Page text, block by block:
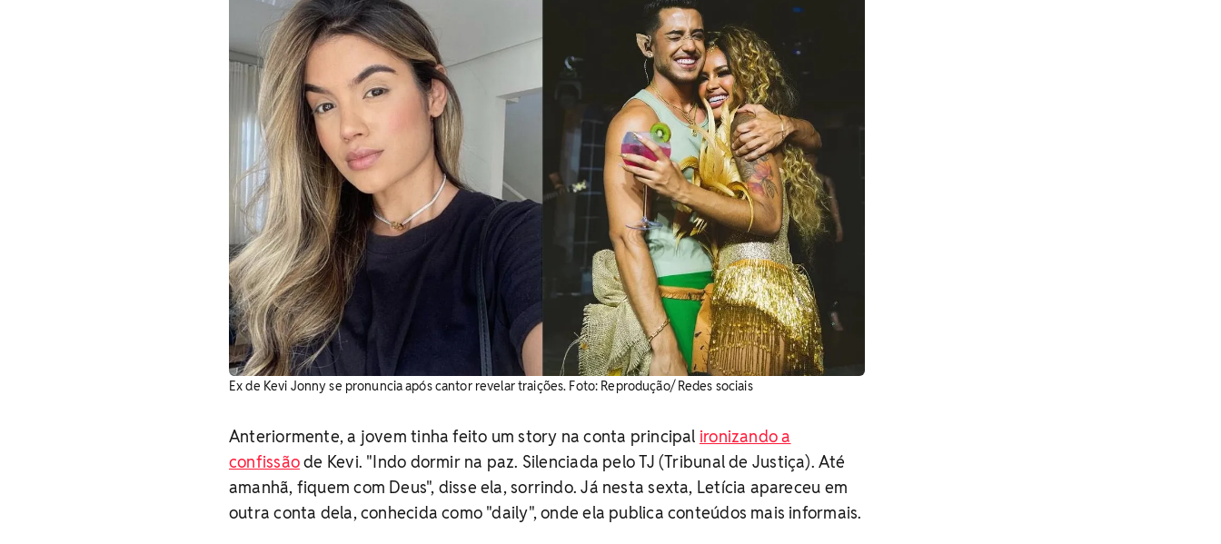
Ex de Kevi Jonny se pronuncia após cantor revelar traições. Foto: Reprodução/ Redes sociais
Anteriormente, a jovem tinha feito um story na conta principal ironizando a
confissãode Kevi. "Indo dormir na paz. Silenciada pelo TJ (Tribunal de Justiça). Até
amanhã, fiquem com Deus", disse ela, sorrindo. Já nesta sexta, Letícia apareceu em
outra conta dela, conhecida como "daily", onde ela publica conteúdos mais informais.